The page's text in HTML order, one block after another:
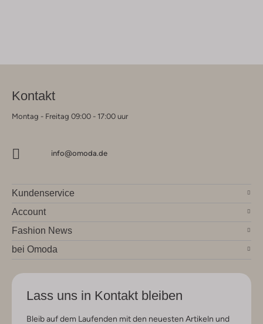
Kontakt
Montag - Freitag 09:00 - 17:00 uur
info@omoda.de
Kundenservice
Account
Fashion News
bei Omoda
Lass uns in Kontakt bleiben
Bleib auf dem Laufenden mit den neuesten Artikeln und